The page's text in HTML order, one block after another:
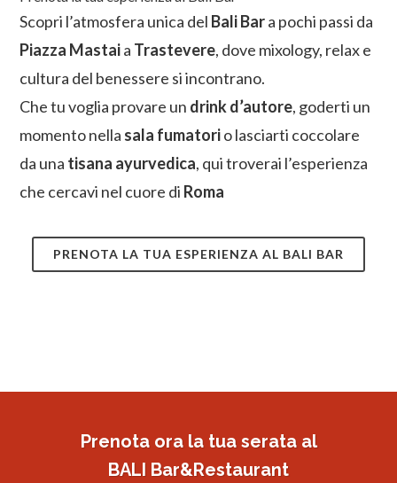
Scopri l’atmosfera unica del Bali Bara pochi passi da
Piazza Mastaia Trastevere, dove mixology, relax e
cultura del benessere si incontrano.
Che tu voglia provare un drink d’autore, goderti un
momento nella sala fumatorio lasciarti coccolare
da una tisana ayurvedica, qui troverai l’esperienza
che cercavi nel cuore di Roma
PRENOTA LA TUA ESPERIENZA AL BALI BAR
Prenota ora la tua serata al
BALI Bar&Restaurant